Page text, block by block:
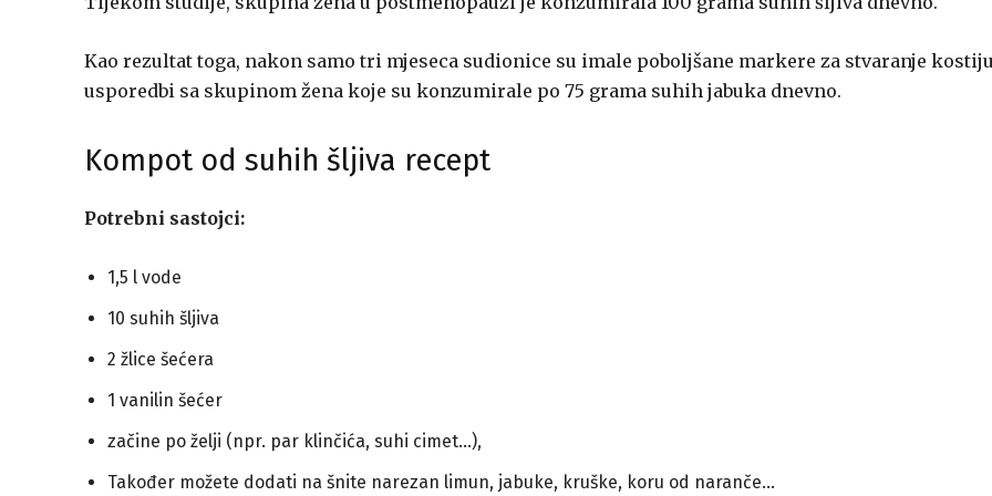
Kao rezultat toga, nakon samo tri mjeseca sudionice su imale poboljšane markere za stvaranje
usporedbi sa skupinom žena koje su konzumirale po 75 grama suhih jabuka dnevno.
Kompot od suhih šljiva recept
Potrebni sastojci:
1,5 l vode
10 suhih šljiva
2 žlice šećera
1 vanilin šećer
začine po želji (npr. par klinčića, suhi cimet…),
Također možete dodati na šnite narezan limun, jabuke, kruške, koru od naranče…